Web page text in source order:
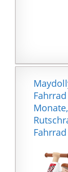
Fahrrad